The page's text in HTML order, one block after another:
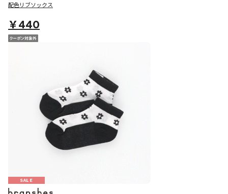
配色リブソックス
￥440
SALE